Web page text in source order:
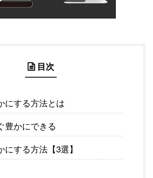
目次
にする方法とは
豊かにできる
にする方法【3選】